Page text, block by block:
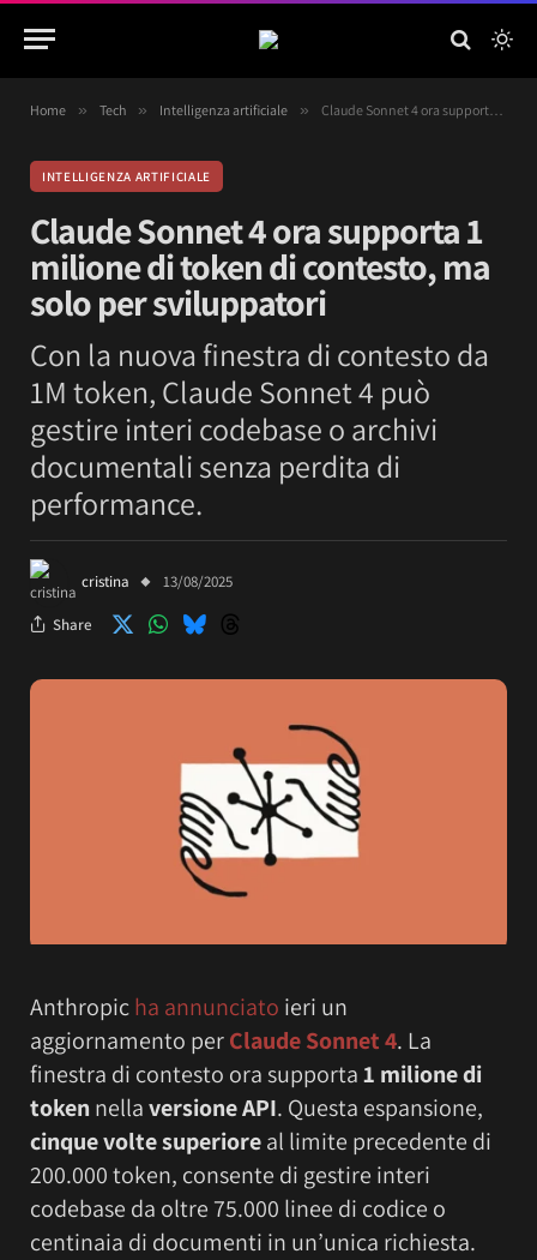
Home » Tech » Intelligenza artificiale » Claude Sonnet 4 ora supporta 1 milione di token di contesto, ma solo per sviluppatori
INTELLIGENZA ARTIFICIALE
Claude Sonnet 4 ora supporta 1
milione di token di contesto, ma
solo per sviluppatori
Con la nuova finestra di contesto da
1M token, Claude Sonnet 4 può
gestire interi codebase o archivi
documentali senza perdita di
performance.
cristina 13/08/2025
Share
Anthropicha annunciato ieri un
aggiornamento perClaude Sonnet 4. La
finestra di contesto ora supporta1 milione di
tokennellaversione API. Questa espansione,
cinque volte superioreal limite precedente di
200.000 token, consente di gestire interi
codebase da oltre 75.000 linee di codice o
centinaia di documenti in un’unica richiesta.